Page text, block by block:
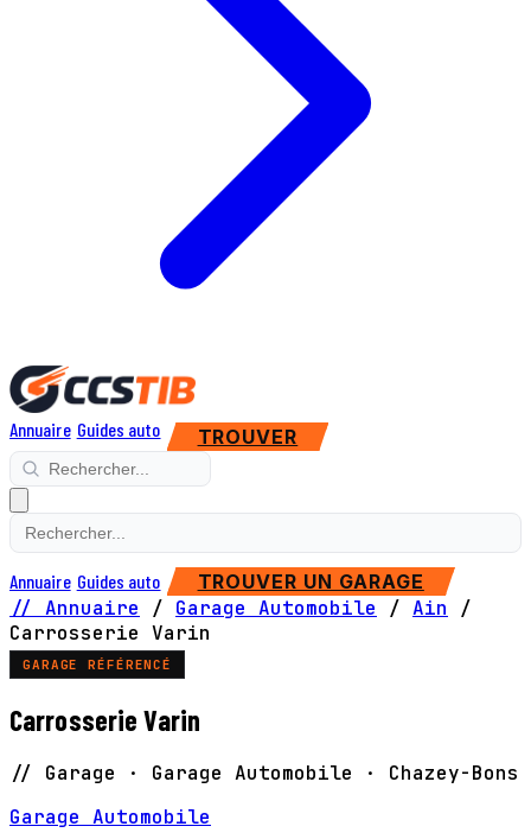
Annuaire Guides auto TROUVER
Annuaire Guides auto TROUVER UN GARAGE
// Annuaire / Garage Automobile / Ain
/
Carrosserie Varin
GARAGE RÉFÉRENCÉ
Carrosserie Varin
// Garage · Garage Automobile · Chazey-Bons
Garage Automobile